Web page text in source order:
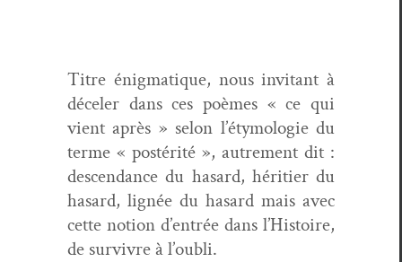
Titre énig­ma­tique, nous invi­tant à
décel­er dans ces poèmes « ce qui
vient après » selon l’é­ty­molo­gie du
terme « postérité », autrement dit :
descen­dance du hasard, héri­ti­er du
hasard, lignée du hasard mais avec
cette notion d’en­trée dans l’His­toire,
de sur­vivre à l’oubli.